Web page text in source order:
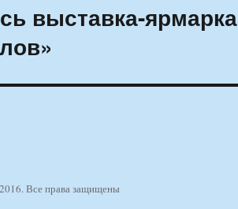
выставка-ярмарка
Все права защищены